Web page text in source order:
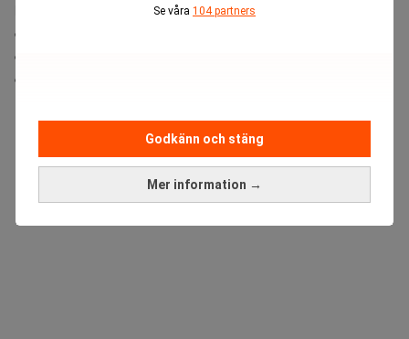
Se våra 104 partners
Mer information →
Godkänn och stäng
lovande förekomster av naturlig vätgas
energikällan kan på sikt minska beroendet av LNG
och diesel och öppna för en ny typ av
energiproduktion.